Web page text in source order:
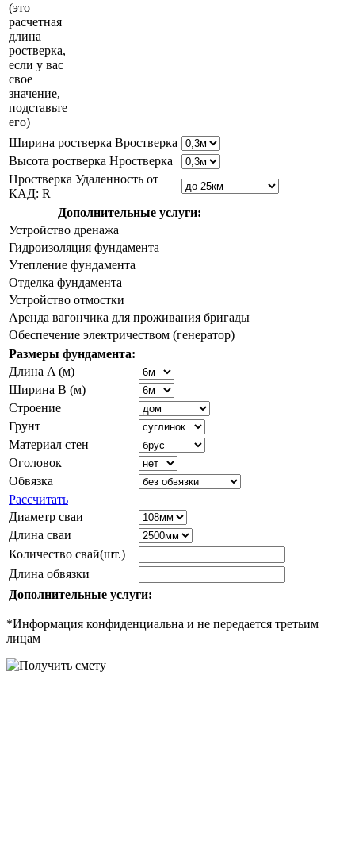
(это
расчетная
длина
ростверка,
если у вас
свое
значение,
подставьте
его)
Ширина ростверка Bростверка
Высота ростверка Hростверка
Hростверка Удаленность от
КАД: R
Дополнительные услуги:
Устройство дренажа
Гидроизоляция фундамента
Утепление фундамента
Отделка фундамента
Устройство отмостки
Аренда вагончика для проживания бригады
Обеспечение электричеством (генератор)
Размеры фундамента:
Длина A (м)
Ширина B (м)
Строение
Грунт
Материал стен
Оголовок
Обвязка
Рассчитать
Диаметр сваи
Длина сваи
Количество свай(шт.)
Длина обвязки
Дополнительные услуги:
*Информация конфиденциальна и не передается третьим
лицам